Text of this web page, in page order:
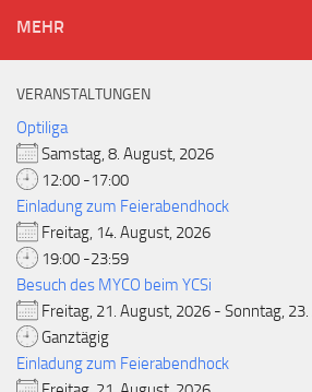
MEHR
VERANSTALTUNGEN
Optiliga
Samstag, 8. August, 2026
12:00 -17:00
Einladung zum Feierabendhock
Freitag, 14. August, 2026
19:00 -23:59
Besuch des MYCO beim YCSi
Freitag, 21. August, 2026 - Sonntag,
Ganztägig
Einladung zum Feierabendhock